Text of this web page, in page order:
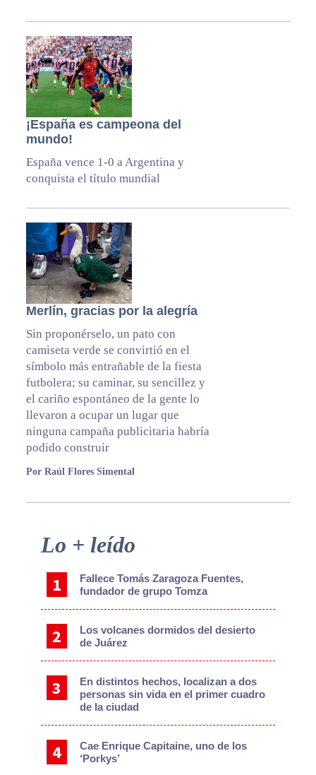
¡España es campeona del
mundo!
España vence 1-0 a Argentina y
conquista el título mundial
Merlín, gracias por la alegría
Sin proponérselo, un pato con
camiseta verde se convirtió en el
símbolo más entrañable de la fiesta
futbolera; su caminar, su sencillez y
el cariño espontáneo de la gente lo
llevaron a ocupar un lugar que
ninguna campaña publicitaria habría
podido construir
Por Raúl Flores Simental
Primary
Sidebar
Lo + leído
Fallece Tomás Zaragoza Fuentes,
fundador de grupo Tomza
Los volcanes dormidos del desierto
de Juárez
En distintos hechos, localizan a dos
personas sin vida en el primer cuadro
de la ciudad
Cae Enrique Capitaine, uno de los
‘Porkys’